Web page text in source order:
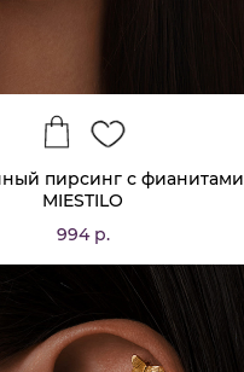
пирсинг с фианитами
MIESTILO
994 р.